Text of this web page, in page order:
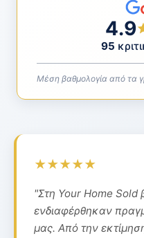
απόκλιση από την
τρεχουσών
εμείς γίνονται
λαμβάνοντας υπόψη
αγοράς και τις
Και γι’ αυτό είναι
του ακινήτου που θα
ολοκληρώσουμε την
4.9
95
Μέση βαθμολογία από τα
★★★★★
"Στη Your Home
ενδιαφέρθηκαν
μας. Από την